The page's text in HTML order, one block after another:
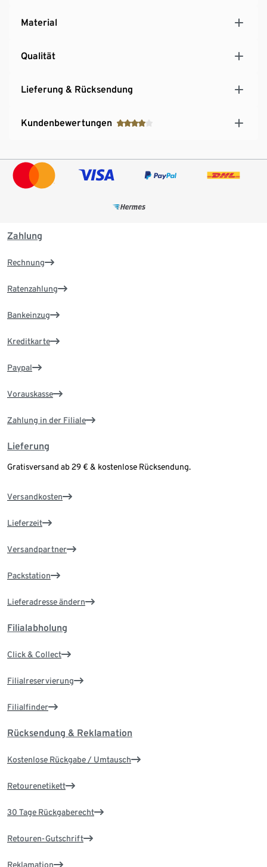
Material
Qualität
Lieferung & Rücksendung
Kundenbewertungen
Zahlung
Rechnung
Ratenzahlung
Bankeinzug
Kreditkarte
Paypal
Vorauskasse
Zahlung in der Filiale
Lieferung
Gratisversand ab 29 € & kostenlose Rücksendung.
Versandkosten
Lieferzeit
Versandpartner
Packstation
Lieferadresse ändern
Filialabholung
Click & Collect
Filialreservierung
Filialfinder
Rücksendung & Reklamation
Kostenlose Rückgabe / Umtausch
Retourenetikett
30 Tage Rückgaberecht
Retouren-Gutschrift
Reklamation